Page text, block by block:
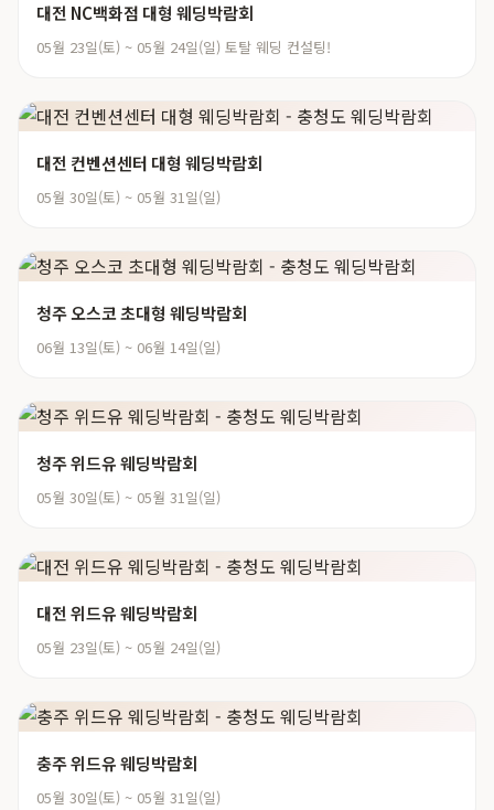
대전 NC백화점 대형 웨딩박람회
05월 23일(토) ~ 05월 24일(일) 토탈 웨딩 컨설팅!
대전 컨벤션센터 대형 웨딩박람회
05월 30일(토) ~ 05월 31일(일)
청주 오스코 초대형 웨딩박람회
06월 13일(토) ~ 06월 14일(일)
청주 위드유 웨딩박람회
05월 30일(토) ~ 05월 31일(일)
대전 위드유 웨딩박람회
05월 23일(토) ~ 05월 24일(일)
충주 위드유 웨딩박람회
05월 30일(토) ~ 05월 31일(일)